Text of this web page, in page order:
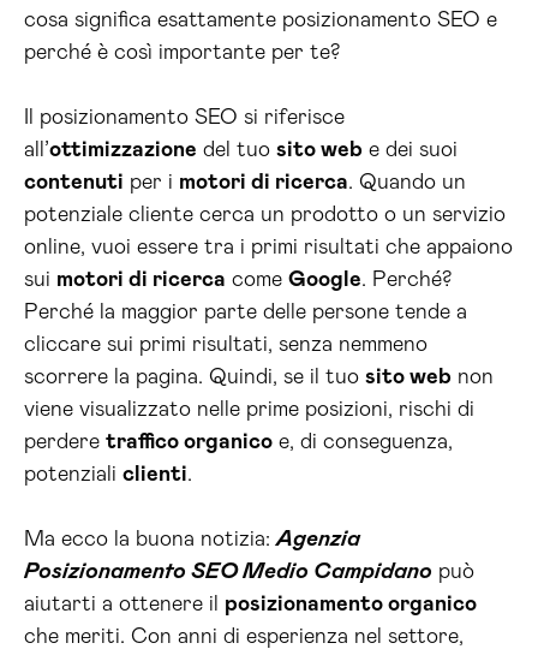
cosa significa esattamente posizionamento SEO e
perché è così importante per te?
Il posizionamento SEO si riferisce
all’ottimizzazione del tuo sito web e dei suoi
contenuti per i motori di ricerca. Quando un
potenziale cliente cerca un prodotto o un servizio
online, vuoi essere tra i primi risultati che appaiono
sui motori di ricerca come Google. Perché?
Perché la maggior parte delle persone tende a
cliccare sui primi risultati, senza nemmeno
scorrere la pagina. Quindi, se il tuo sito web non
viene visualizzato nelle prime posizioni, rischi di
perdere traffico organico e, di conseguenza,
potenziali clienti.
Ma ecco la buona notizia:Agenzia
Posizionamento SEO Medio Campidano può
aiutarti a ottenere il posizionamento organico
che meriti. Con anni di esperienza nel settore,